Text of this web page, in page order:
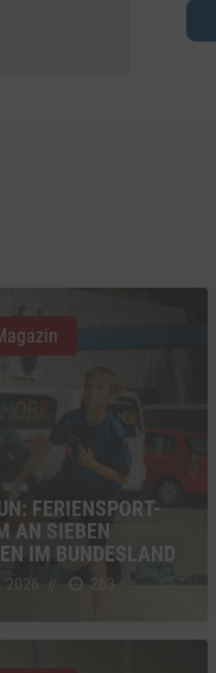
FERIENSPORT-
AN SIEBEN
IM BUNDESLAND
2026 // 263